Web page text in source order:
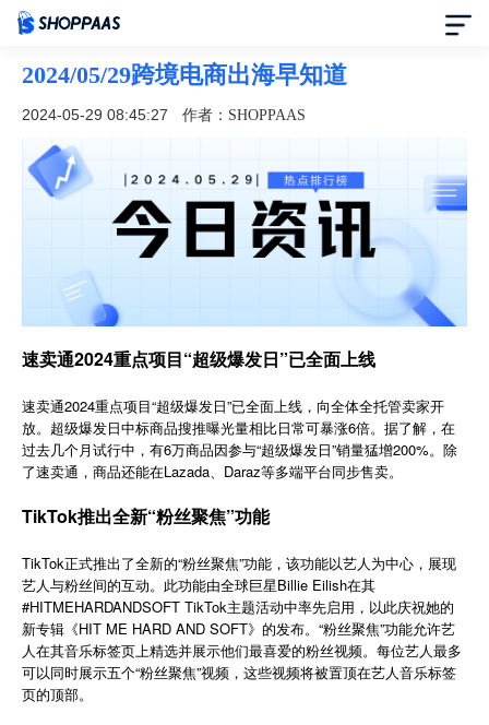
首页
定价
模板中心
合作伙伴
了解我们
简体中文
登录 免费使用
2024/05/29跨境电商出海早知道
2024-05-29 08:45:27 作者：SHOPPAAS
速卖通2024重点项目“超级爆发日”已全面上线
速卖通2024重点项目“超级爆发日”已全面上线，向全体全托管卖家开
放。超级爆发日中标商品搜推曝光量相比日常可暴涨6倍。据了解，在
过去几个月试行中，有6万商品因参与“超级爆发日”销量猛增200%。除
了速卖通，商品还能在Lazada、Daraz等多端平台同步售卖。
TikTok推出全新“粉丝聚焦”功能
TikTok正式推出了全新的“粉丝聚焦”功能，该功能以艺人为中心，展现
艺人与粉丝间的互动。此功能由全球巨星Billie Eilish在其
#HITMEHARDANDSOFT TikTok主题活动中率先启用，以此庆祝她的
新专辑《HIT ME HARD AND SOFT》的发布。“粉丝聚焦”功能允许艺
人在其音乐标签页上精选并展示他们最喜爱的粉丝视频。每位艺人最多
可以同时展示五个“粉丝聚焦”视频，这些视频将被置顶在艺人音乐标签
页的顶部。